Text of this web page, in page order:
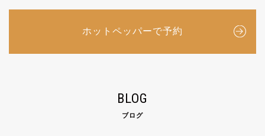
ホットペッパーで予約
BLOG
ブログ